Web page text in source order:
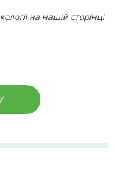
на нашій сторінці